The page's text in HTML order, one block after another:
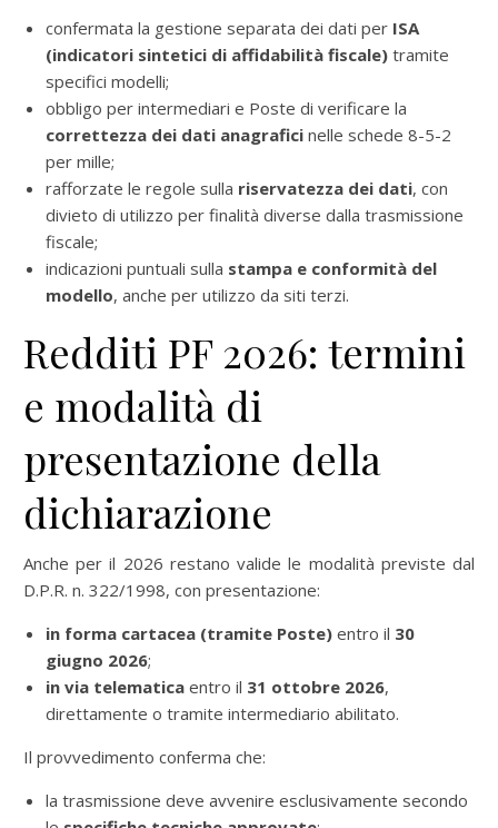
confermata la gestione separata dei dati per ISA
(indicatori sintetici di affidabilità fiscale) tramite
specifici modelli;
obbligo per intermediari e Poste di verificare la
correttezza dei dati anagrafici nelle schede 8-5-2
per mille;
rafforzate le regole sulla riservatezza dei dati, con
divieto di utilizzo per finalità diverse dalla trasmissione
fiscale;
indicazioni puntuali sulla stampa e conformità del
modello, anche per utilizzo da siti terzi.
Redditi PF 2026: termini
e modalità di
presentazione della
dichiarazione
Anche per il 2026 restano valide le modalità previste dal
D.P.R. n. 322/1998, con presentazione:
in forma cartacea (tramite Poste) entro il 30
giugno 2026;
in via telematica entro il 31 ottobre 2026,
direttamente o tramite intermediario abilitato.
Il provvedimento conferma che:
la trasmissione deve avvenire esclusivamente secondo